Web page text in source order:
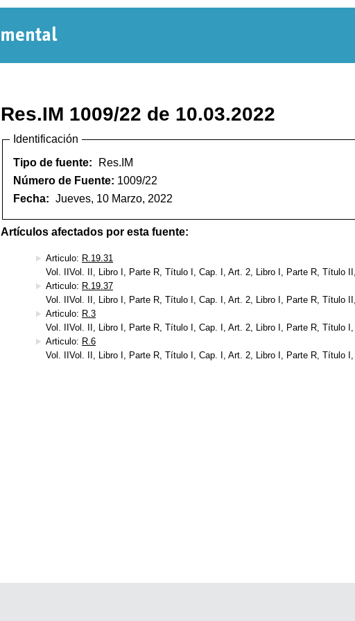
Res.IM 1009/22 de 10.03.2022
Identificación
Tipo de fuente:
Res.IM
Número de Fuente: 1009/22
Fecha: Jueves, 10 Marzo, 2022
Artículos afectados por esta fuente:
Articulo: R.19.31
Vol. IIVol. II, Libro I, Parte R, Título I, Cap. I, Art. 2, Libro I, Parte R, Título
Articulo: R.19.37
Vol. IIVol. II, Libro I, Parte R, Título I, Cap. I, Art. 2, Libro I, Parte R, Título
Articulo: R.3
Vol. IIVol. II, Libro I, Parte R, Título I, Cap. I, Art. 2, Libro I, Parte R, Título
Articulo: R.6
Vol. IIVol. II, Libro I, Parte R, Título I, Cap. I, Art. 2, Libro I, Parte R, Título